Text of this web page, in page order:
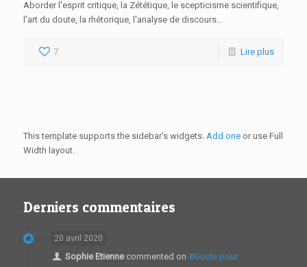
Aborder l'esprit critique, la Zététique, le scepticisme scientifique,
l'art du doute, la rhétorique, l'analyse de discours...
7 Lire plus
This template supports the sidebar's widgets. Add oneor use Full
Width layout.
Derniers commentaires
20 avril 2020
Sophie Etiennecommented on #Guide pour